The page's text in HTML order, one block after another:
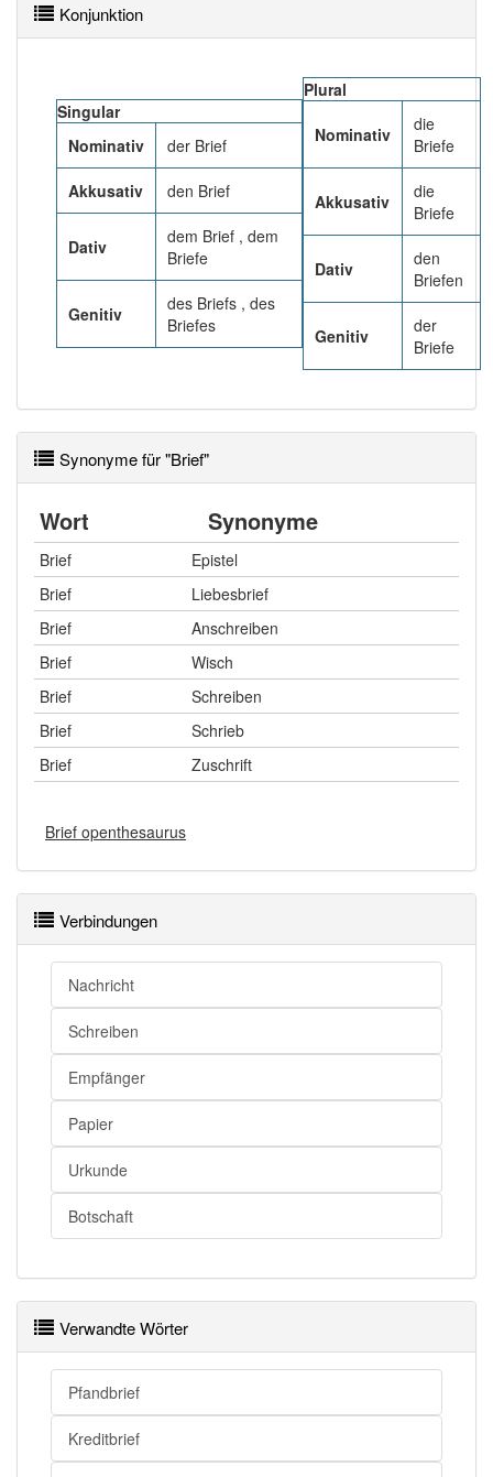
Konjunktion
Singular
Nominativ
der Brief
Akkusativ den Brief
Dativ
dem Brief , dem
Briefe
Genitiv
des Briefs , des
Briefes
Plural
Nominativ
die
Briefe
Akkusativ
die
Briefe
Dativ
den
Briefen
Genitiv
der
Briefe
Synonyme für "Brief"
Wort Synonyme
Brief
Epistel
Brief
Liebesbrief
Brief
Anschreiben
Brief
Wisch
Brief
Schreiben
Brief
Schrieb
Brief
Zuschrift
Brief openthesaurus
Verbindungen
Nachricht
Schreiben
Empfänger
Papier
Urkunde
Botschaft
Verwandte Wörter
Pfandbrief
Kreditbrief